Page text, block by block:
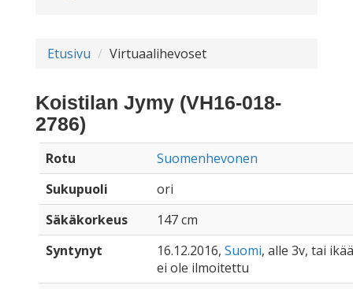
Etusivu Virtuaalihevoset
Koistilan Jymy (VH16-018-
2786)
Rotu
Suomenhevonen
Sukupuoli
ori
Säkäkorkeus
147 cm
Syntynyt
16.12.2016, Suomi, alle 3v, tai
ei ole ilmoitettu